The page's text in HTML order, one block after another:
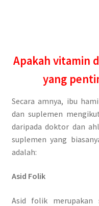
Apakah vitamin
yang
Secara amnya, ibu
dan suplemen
daripada doktor dan
suplemen yang
adalah:
Asid Folik
Asid folik merupakan